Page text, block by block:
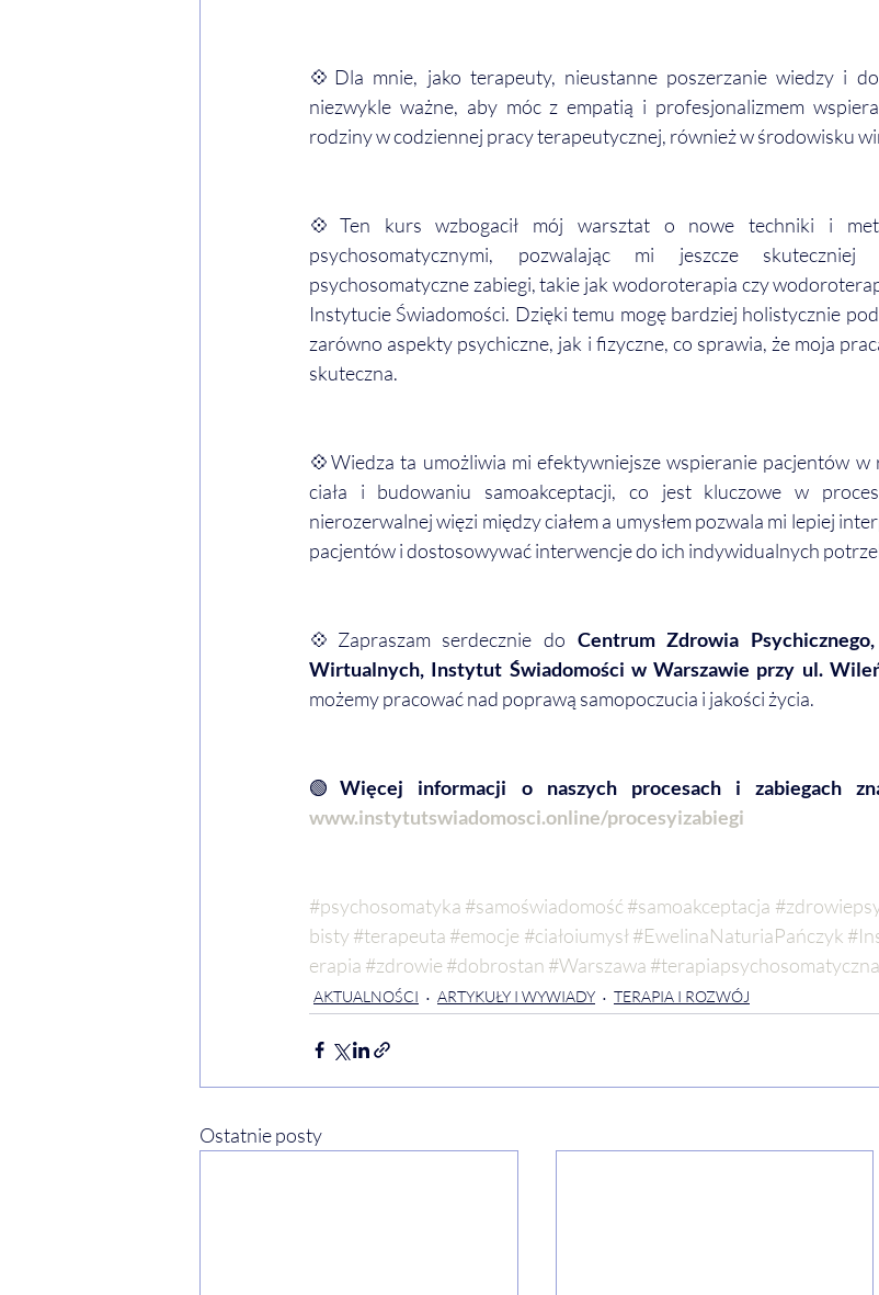
💠Dla mnie, jako terapeuty, nieustanne poszerzanie wiedzy i
niezwykle ważne, aby móc z empatią i profesjonalizmem
rodziny w codziennej pracy terapeutycznej, również w środowisku
💠Ten kurs wzbogacił mój warsztat o nowe techniki i
psychosomatycznymi, pozwalając mi jeszcze
psychosomatyczne zabiegi, takie jak wodoroterapia czy
Instytucie Świadomości. Dzięki temu mogę bardziej holistycznie
zarówno aspekty psychiczne, jak i fizyczne, co sprawia, że moja
skuteczna.
💠Wiedza ta umożliwia mi efektywniejsze wspieranie pacjentów w
ciała i budowaniu samoakceptacji, co jest kluczowe w
nierozerwalnej więzi między ciałem a umysłem pozwala mi lepiej
pacjentów i dostosowywać interwencje do ich indywidualnych
💠Zapraszam serdecznie do Centrum Zdrowia
Wirtualnych, Instytut Świadomości w Warszawie przy ul.
możemy pracować nad poprawą samopoczucia i jakości życia.
🟢
www.instytutswiadomosci.online/procesyizabiegi
#psychosomatyka #samoświadomość#samoakceptacja
bisty#terapeuta #emocje #ciałoiumysł #EwelinaNaturiaPańczyk
erapia #zdrowie #dobrostan #Warszawa #terapiapsychosomatyczna
AKTUALNOŚCI ARTYKUŁY I WYWIADY TERAPIA I ROZWÓJ
Ostatnie posty